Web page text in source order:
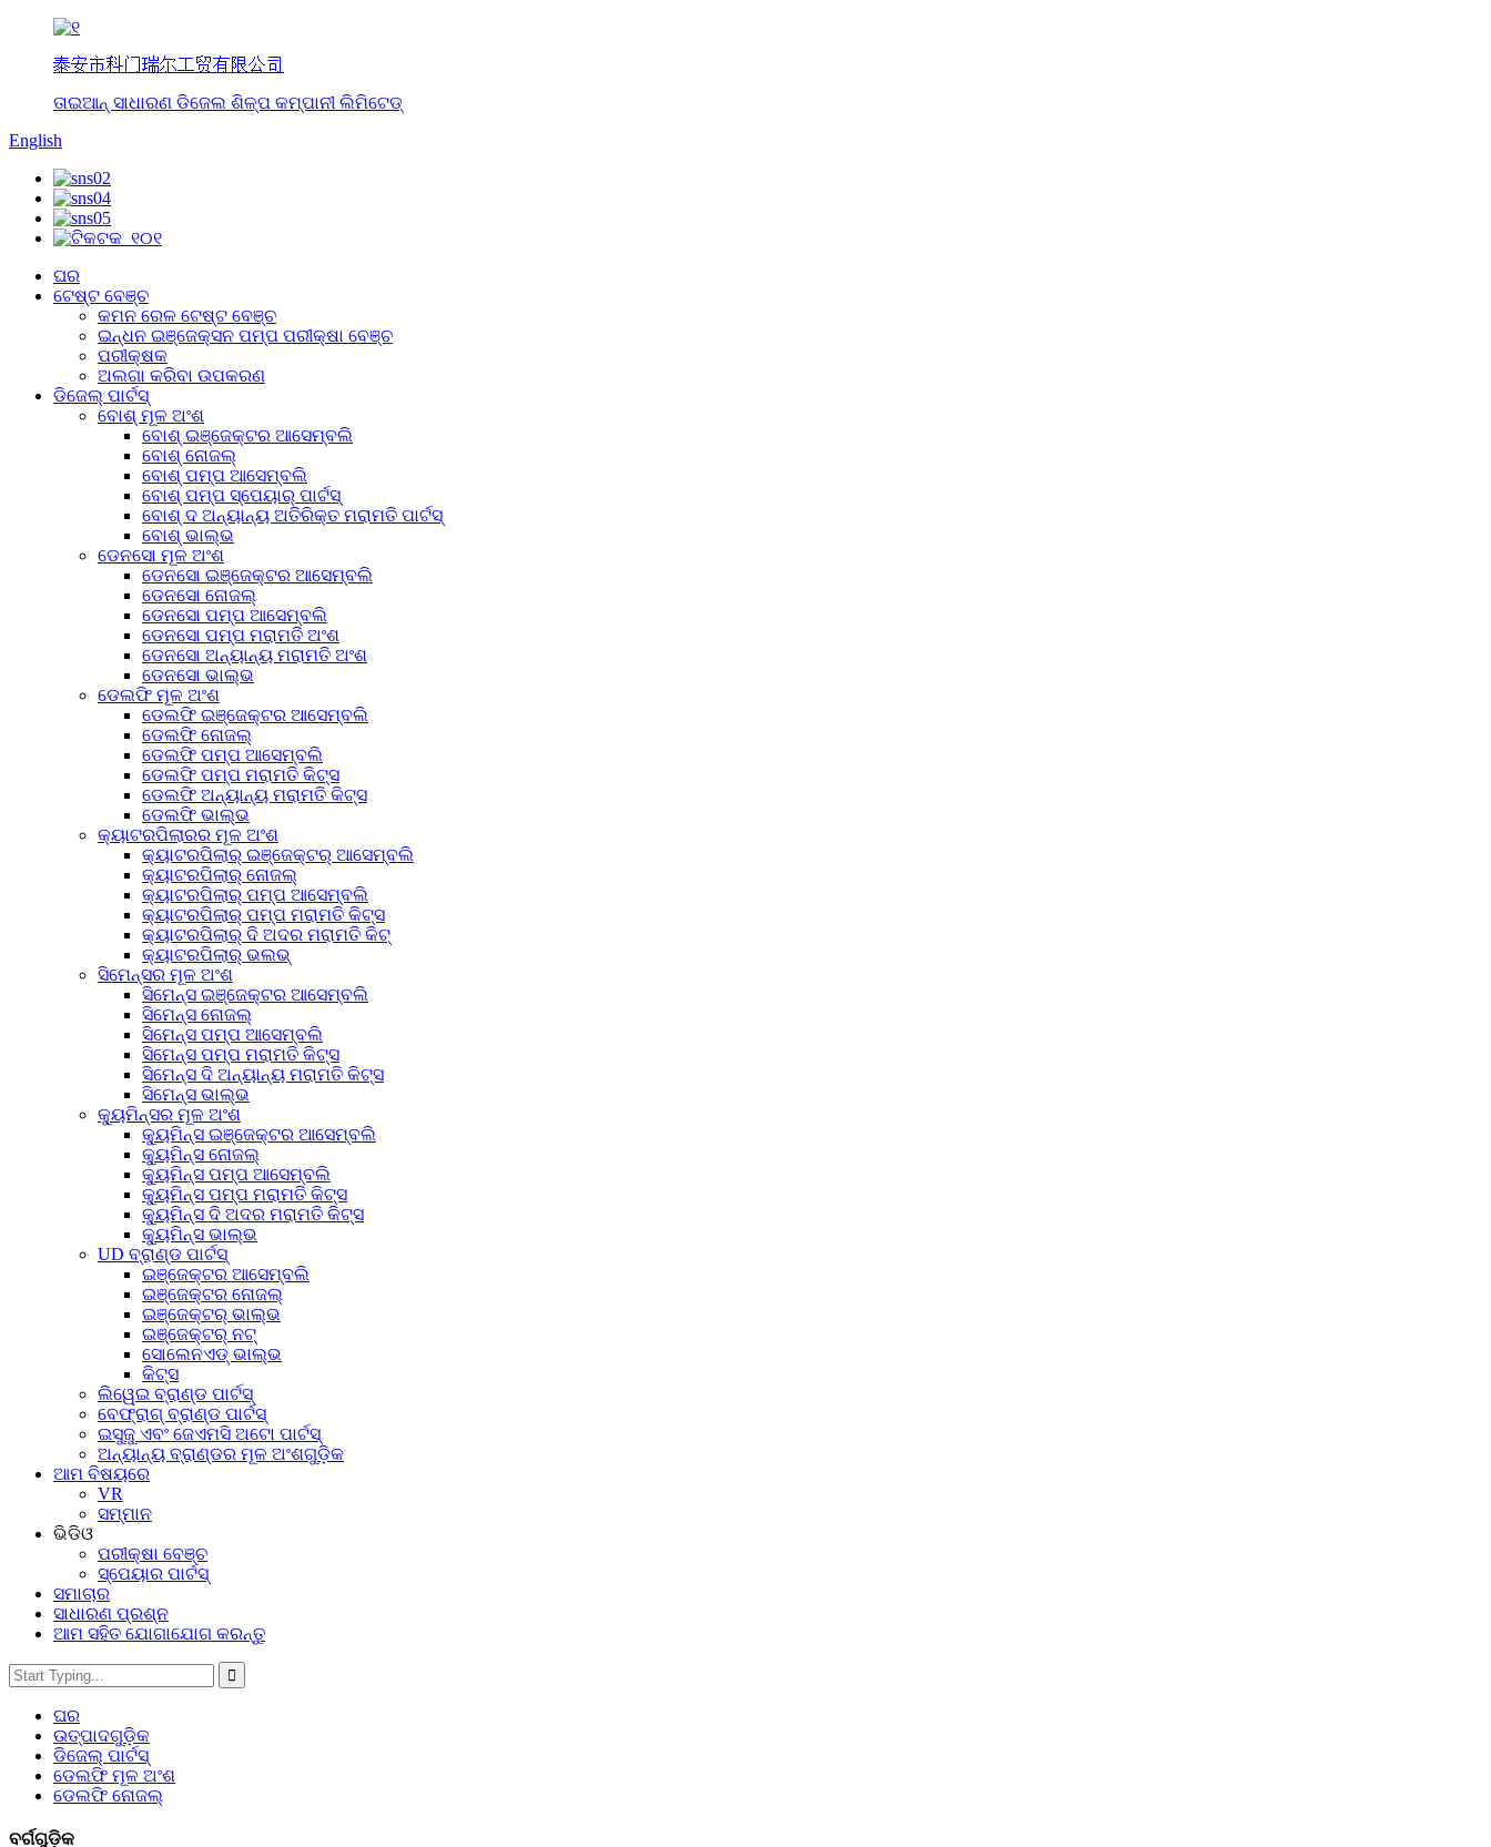
泰安市科门瑞尔工贸有限公司
ତାଇଆନ୍ ସାଧାରଣ ଡିଜେଲ ଶିଳ୍ପ କମ୍ପାନୀ ଲିମିଟେଡ୍
English
ଘର
ଟେଷ୍ଟ ବେଞ୍ଚ
କମନ ରେଳ ଟେଷ୍ଟ ବେଞ୍ଚ
ଇନ୍ଧନ ଇଞ୍ଜେକ୍ସନ ପମ୍ପ ପରୀକ୍ଷା ବେଞ୍ଚ
ପରୀକ୍ଷକ
ଅଲଗା କରିବା ଉପକରଣ
ଡିଜେଲ୍ ପାର୍ଟସ୍
ବୋଶ୍ ମୂଳ ଅଂଶ
ବୋଶ୍ ଇଞ୍ଜେକ୍ଟର ଆସେମ୍ବଲି
ବୋଶ୍ ନୋଜଲ୍
ବୋଶ୍ ପମ୍ପ ଆସେମ୍ବଲି
ବୋଶ୍ ପମ୍ପ ସ୍ପେୟାର୍ ପାର୍ଟସ୍
ବୋଶ୍ ଦ ଅନ୍ୟାନ୍ୟ ଅତିରିକ୍ତ ମରାମତି ପାର୍ଟସ୍
ବୋଶ୍ ଭାଲ୍ଭ
ଡେନସୋ ମୂଳ ଅଂଶ
ଡେନସୋ ଇଞ୍ଜେକ୍ଟର ଆସେମ୍ବଲି
ଡେନସୋ ନୋଜଲ୍
ଡେନସୋ ପମ୍ପ ଆସେମ୍ବଲି
ଡେନସୋ ପମ୍ପ ମରାମତି ଅଂଶ
ଡେନସୋ ଅନ୍ୟାନ୍ୟ ମରାମତି ଅଂଶ
ଡେନସୋ ଭାଲ୍ଭ
ଡେଲଫି ମୂଳ ଅଂଶ
ଡେଲଫି ଇଞ୍ଜେକ୍ଟର ଆସେମ୍ବଲି
ଡେଲଫି ନୋଜଲ୍
ଡେଲଫି ପମ୍ପ ଆସେମ୍ବଲି
ଡେଲଫି ପମ୍ପ ମରାମତି କିଟ୍ସ
ଡେଲଫି ଅନ୍ୟାନ୍ୟ ମରାମତି କିଟ୍ସ
ଡେଲଫି ଭାଲ୍ଭ
କ୍ୟାଟରପିଲାରର ମୂଳ ଅଂଶ
କ୍ୟାଟରପିଲାର୍ ଇଞ୍ଜେକ୍ଟର୍ ଆସେମ୍ବଲି
କ୍ୟାଟରପିଲାର୍ ନୋଜଲ୍
କ୍ୟାଟରପିଲାର୍ ପମ୍ପ ଆସେମ୍ବଲି
କ୍ୟାଟରପିଲାର୍ ପମ୍ପ ମରାମତି କିଟ୍ସ
କ୍ୟାଟରପିଲାର୍ ଦି ଅଦର ମରାମତି କିଟ୍
କ୍ୟାଟରପିଲାର୍ ଭଲଭ୍
ସିମେନ୍ସର ମୂଳ ଅଂଶ
ସିମେନ୍ସ ଇଞ୍ଜେକ୍ଟର ଆସେମ୍ବଲି
ସିମେନ୍ସ ନୋଜଲ୍
ସିମେନ୍ସ ପମ୍ପ ଆସେମ୍ବଲି
ସିମେନ୍ସ ପମ୍ପ ମରାମତି କିଟ୍ସ
ସିମେନ୍ସ ଦି ଅନ୍ୟାନ୍ୟ ମରାମତି କିଟ୍ସ
ସିମେନ୍ସ ଭାଲ୍ଭ
କ୍ୟୁମିନ୍ସର ମୂଳ ଅଂଶ
କ୍ୟୁମିନ୍ସ ଇଞ୍ଜେକ୍ଟର ଆସେମ୍ବଲି
କ୍ୟୁମିନ୍ସ ନୋଜଲ୍
କ୍ୟୁମିନ୍ସ ପମ୍ପ ଆସେମ୍ବଲି
କ୍ୟୁମିନ୍ସ ପମ୍ପ ମରାମତି କିଟ୍ସ
କ୍ୟୁମିନ୍ସ ଦି ଅଦର ମରାମତି କିଟ୍ସ
କ୍ୟୁମିନ୍ସ ଭାଲ୍ଭ
UD ବ୍ରାଣ୍ଡ ପାର୍ଟସ୍
ଇଞ୍ଜେକ୍ଟର ଆସେମ୍ବଲି
ଇଞ୍ଜେକ୍ଟର ନୋଜଲ୍
ଇଞ୍ଜେକ୍ଟର୍ ଭାଲ୍ଭ
ଇଞ୍ଜେକ୍ଟର୍ ନଟ୍
ସୋଲେନଏଡ୍ ଭାଲ୍ଭ
କିଟ୍ସ
ଲିୱେଇ ବ୍ରାଣ୍ଡ ପାର୍ଟସ୍
ବେଫ୍ରାଗ୍ ବ୍ରାଣ୍ଡ ପାର୍ଟସ୍
ଇସୁଜୁ ଏବଂ ଜେଏମସି ଅଟୋ ପାର୍ଟସ୍
ଅନ୍ୟାନ୍ୟ ବ୍ରାଣ୍ଡର ମୂଳ ଅଂଶଗୁଡ଼ିକ
ଆମ ବିଷୟରେ
VR
ସମ୍ମାନ
ଭିଡିଓ
ପରୀକ୍ଷା ବେଞ୍ଚ
ସ୍ପେୟାର ପାର୍ଟସ୍‌
ସମାଚାର
ସାଧାରଣ ପ୍ରଶ୍ନ
ଆମ ସହିତ ଯୋଗାଯୋଗ କରନ୍ତୁ
ଘର
ଉତ୍ପାଦଗୁଡ଼ିକ
ଡିଜେଲ୍ ପାର୍ଟସ୍
ଡେଲଫି ମୂଳ ଅଂଶ
ଡେଲଫି ନୋଜଲ୍
ବର୍ଗଗୁଡ଼ିକ